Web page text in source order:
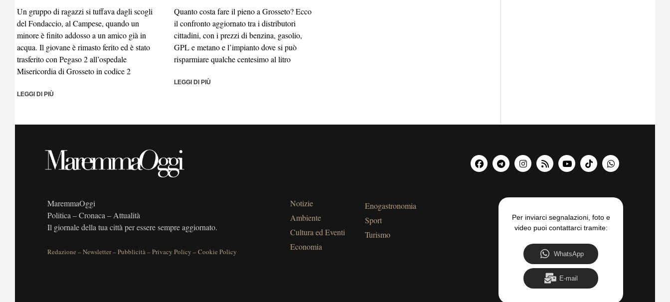
Un gruppo di ragazzi si tuffava dagli scogli
del Fondaccio, al Campese, quando un
minore è finito addosso a un amico già in
acqua. Il giovane è rimasto ferito ed è stato
trasferito con Pegaso 2 all’ospedale
Misericordia di Grosseto in codice 2
LEGGI DI PIÙ
Quanto costa fare il pieno a Grosseto? Ecco
il confronto aggiornato tra i distributori
cittadini, con i prezzi di benzina, gasolio,
GPL e metano e l’impianto dove si può
risparmiare qualche centesimo al litro
LEGGI DI PIÙ
MaremmaOggi
Politica – Cronaca – Attualità
Il giornale della tua città per essere sempre aggiornato.
Redazione –Newsletter–Pubblicità–Privacy Policy –Cookie Policy
Notizie
Ambiente
Cultura ed Eventi
Economia
Enogastronomia
Sport
Turismo
Per inviarci segnalazioni, foto e
video puoi contattarci tramite:
WhatsApp
E-mail